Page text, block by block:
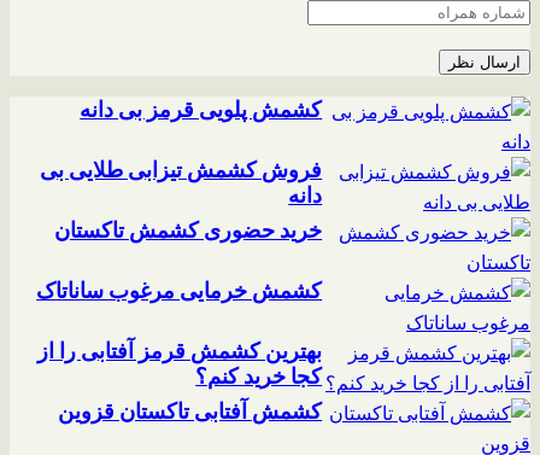
کشمش پلویی قرمز بی دانه
فروش کشمش تیزابی طلایی بی
دانه
خرید حضوری کشمش تاکستان
کشمش خرمایی مرغوب ساناتاک
بهترین کشمش قرمز آفتابی را از
کجا خرید کنم؟
کشمش آفتابی تاکستان قزوین